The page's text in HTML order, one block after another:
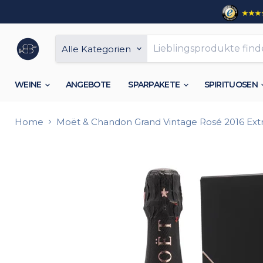
Alle Kategorien
WEINE ANGEBOTE SPARPAKETE SPIRITUOSEN
Home Moët & Chandon Grand Vintage Rosé 2016